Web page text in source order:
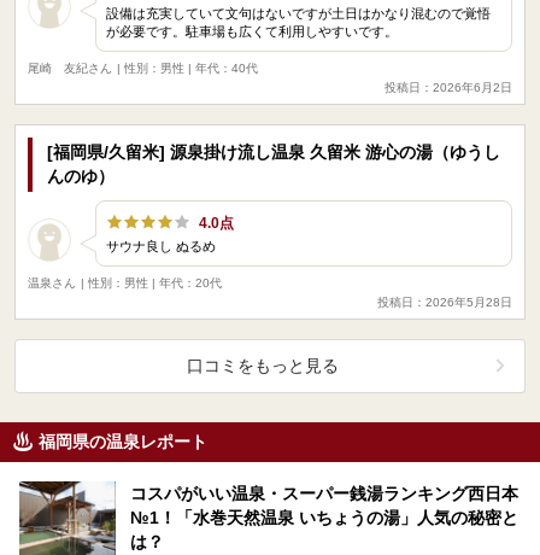
設備は充実していて文句はないですが土日はかなり混むので覚悟
が必要です。駐車場も広くて利用しやすいです。
尾崎 友紀さん
| 性別：男性 | 年代：40代
投稿日：2026年6月2日
[福岡県/久留米] 源泉掛け流し温泉 久留米 游心の湯（ゆうし
んのゆ）
4.0点
サウナ良し ぬるめ
温泉さん
| 性別：男性 | 年代：20代
投稿日：2026年5月28日
口コミをもっと見る
福岡県の温泉レポート
コスパがいい温泉・スーパー銭湯ランキング西日本
№1！「水巻天然温泉 いちょうの湯」人気の秘密と
は？